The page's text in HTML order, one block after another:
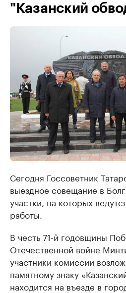
"Казанский
Сегодня Госсоветник
выездное совещание в
участки, на которых
работы.
В честь 71-й годовщины
Отечественной войне
участники комиссии
памятному знаку
находится на въезде в